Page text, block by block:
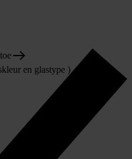
en glastype )